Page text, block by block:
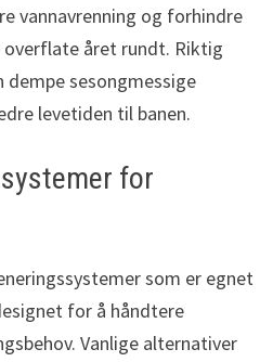
vannavrenning og forhindre
året rundt. Riktig
sesongmessige
levetiden til banen.
for
som er egnet
for å håndtere
Vanlige alternativer